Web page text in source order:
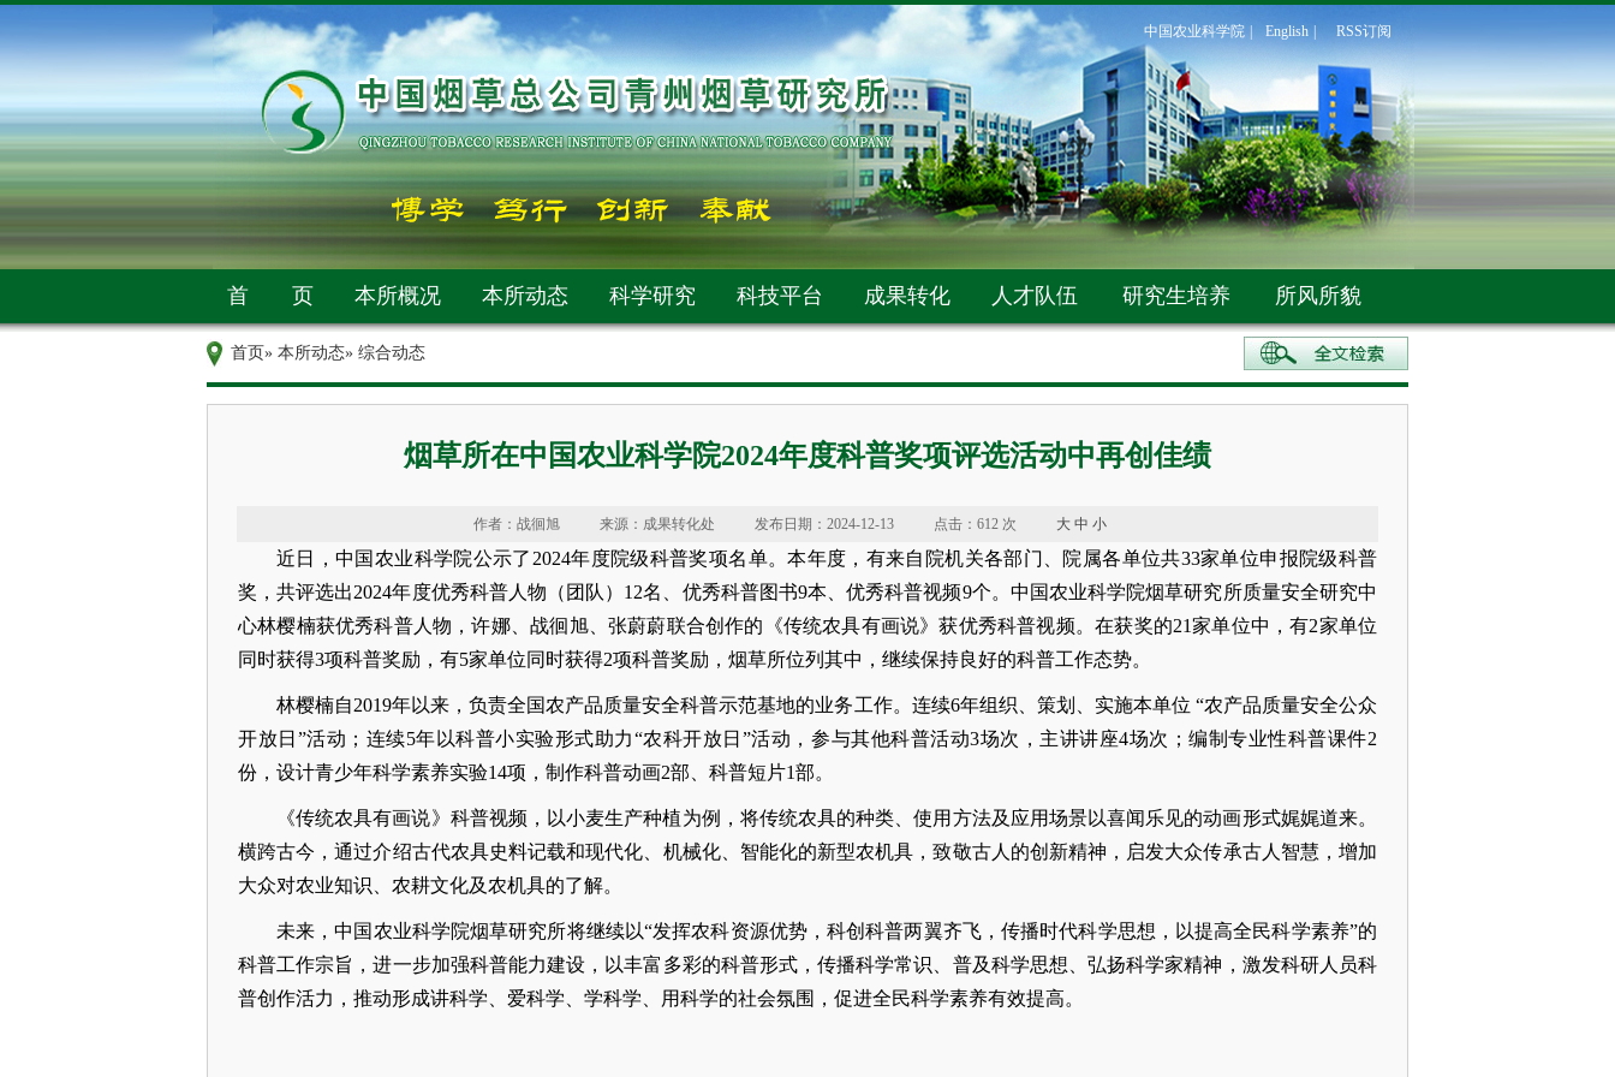
首 页 本所概况 本所动态 科学研究 科技平台 成果转化 人才队伍 研究生培养 所风所貌
中国农业科学院 English RSS订阅
首页» 本所动态» 综合动态
烟草所在中国农业科学院2024年度科普奖项评选活动中再创佳绩
作者：战徊旭 来源：成果转化处 发布日期：2024-12-13 点击： 612 次 大 中 小
近日，中国农业科学院公示了2024年度院级科普奖项名单。本年度，有来自院机关各部门、院属各单位共33家单位申报院级科普
奖，共评选出2024年度优秀科普人物（团队）12名、优秀科普图书9本、优秀科普视频9个。中国农业科学院烟草研究所质量安全研究中
心林樱楠获优秀科普人物，许娜、战徊旭、张蔚蔚联合创作的《传统农具有画说》获优秀科普视频。在获奖的21家单位中，有2家单位
同时获得3项科普奖励，有5家单位同时获得2项科普奖励，烟草所位列其中，继续保持良好的科普工作态势。
林樱楠自2019年以来，负责全国农产品质量安全科普示范基地的业务工作。连续6年组织、策划、实施本单位 “农产品质量安全公众
开放日”活动；连续5年以科普小实验形式助力“农科开放日”活动，参与其他科普活动3场次，主讲讲座4场次；编制专业性科普课件2
份，设计青少年科学素养实验14项，制作科普动画2部、科普短片1部。
《传统农具有画说》科普视频，以小麦生产种植为例，将传统农具的种类、使用方法及应用场景以喜闻乐见的动画形式娓娓道来。
横跨古今，通过介绍古代农具史料记载和现代化、机械化、智能化的新型农机具，致敬古人的创新精神，启发大众传承古人智慧，增加
大众对农业知识、农耕文化及农机具的了解。
未来，中国农业科学院烟草研究所将继续以“发挥农科资源优势，科创科普两翼齐飞，传播时代科学思想，以提高全民科学素养”的
科普工作宗旨，进一步加强科普能力建设，以丰富多彩的科普形式，传播科学常识、普及科学思想、弘扬科学家精神，激发科研人员科
普创作活力，推动形成讲科学、爱科学、学科学、用科学的社会氛围，促进全民科学素养有效提高。